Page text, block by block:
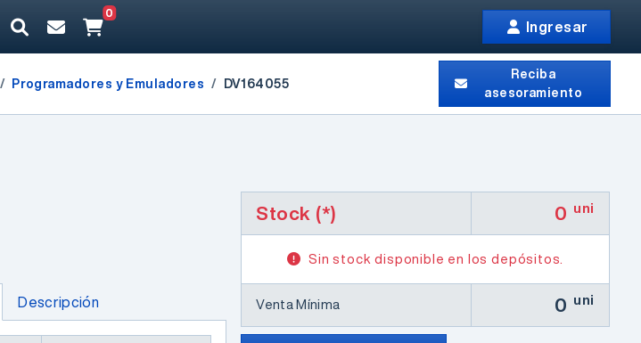
0
Ingresar
Programadores y Emuladores DV164055
Reciba
asesoramiento
Descripción
Stock (*) 0 uni
Sin stock disponible en los depósitos.
Venta Mínima 0 uni